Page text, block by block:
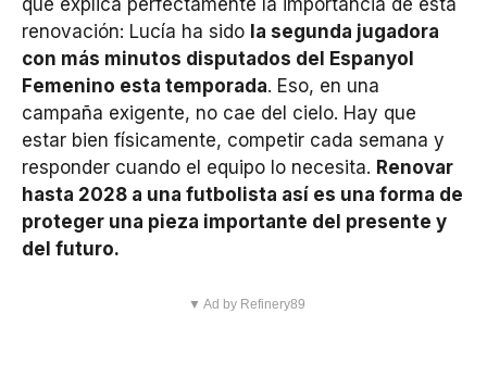
que explica perfectamente la importancia de esta
renovación: Lucía ha sido la segunda jugadora
con más minutos disputados del Espanyol
Femenino esta temporada. Eso, en una
campaña exigente, no cae del cielo. Hay que
estar bien físicamente, competir cada semana y
responder cuando el equipo lo necesita. Renovar
hasta 2028 a una futbolista así es una forma de
proteger una pieza importante del presente y
del futuro.
▼ Ad by Refinery89